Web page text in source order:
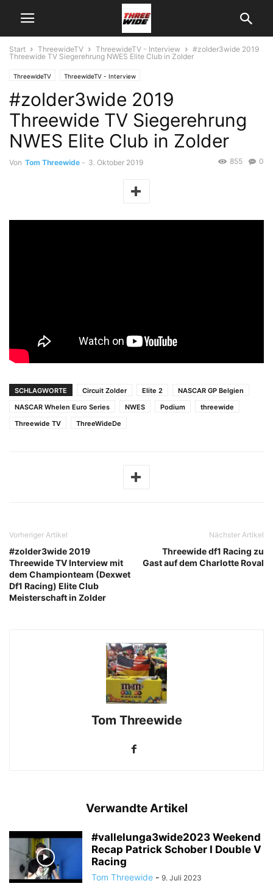
Start ThreewideTV ThreewideTV - Interview
#zolder3wide 2019
Threewide TV Siegerehrung NWES Elite Club in Zolder
ThreewideTV ThreewideTV - Interview
#zolder3wide 2019
Threewide TV Siegerehrung
NWES Elite Club in Zolder
Von Tom Threewide - 3. Oktober 2019 0
855
SCHLAGWORTE Circuit Zolder Elite 2
NASCAR GP Belgien
NASCAR Whelen Euro Series
NWES Podium
threewide
Threewide TV
ThreeWideDe
Vorheriger Artikel
#zolder3wide 2019
Threewide TV Interview mit
dem Championteam (Dexwet
Df1 Racing) Elite Club
Meisterschaft in Zolder
Nächster Artikel
Threewide df1 Racing zu
Gast auf dem Charlotte Roval
Tom Threewide
Verwandte Artikel
#vallelunga3wide2023 Weekend
Recap Patrick Schober I Double V
Racing
Tom Threewide - 9. Juli 2023